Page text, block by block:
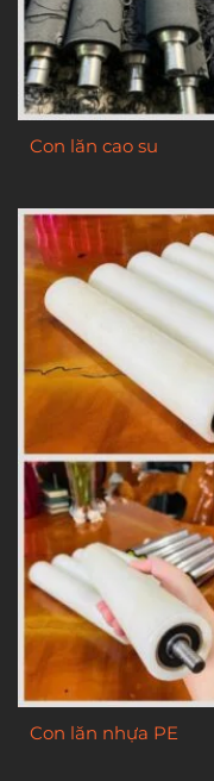
Con lăn cao su
Con lăn nhựa PE